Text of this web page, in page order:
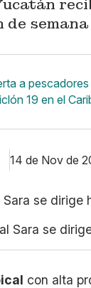
semana
a
19 en el
14 de Nov de
Sara se
con alta